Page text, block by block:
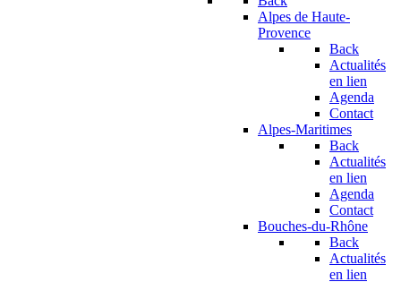
Alpes de Haute-
Provence
Back
Actualités
en lien
Agenda
Contact
Alpes-Maritimes
Back
Actualités
en lien
Agenda
Contact
Bouches-du-Rhône
Back
Actualités
en lien